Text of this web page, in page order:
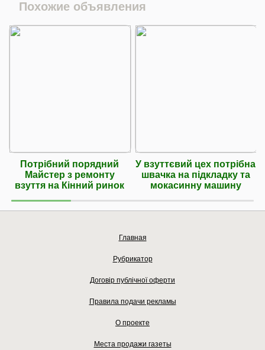
Похожие объявления
Потрібний порядний
Майстер з ремонту
взуття на Кінний ринок
У взуттєвий цех потрібна
швачка на підкладку та
мокасинну машину
Главная
Рубрикатор
Договір публічної оферти
Правила подачи рекламы
О проекте
Места продажи газеты